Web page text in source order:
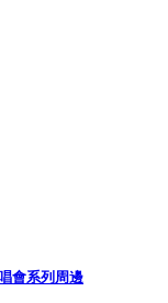
會系列周邊